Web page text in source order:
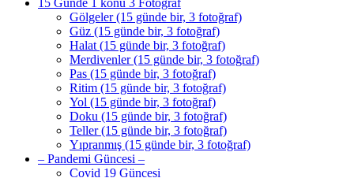
15 Günde 1 konu 3 Fotoğraf
Gölgeler (15 günde bir, 3 fotoğraf)
Güz (15 günde bir, 3 fotoğraf)
Halat (15 günde bir, 3 fotoğraf)
Merdivenler (15 günde bir, 3 fotoğraf)
Pas (15 günde bir, 3 fotoğraf)
Ritim (15 günde bir, 3 fotoğraf)
Yol (15 günde bir, 3 fotoğraf)
Doku (15 günde bir, 3 fotoğraf)
Teller (15 günde bir, 3 fotoğraf)
Yıpranmış (15 günde bir, 3 fotoğraf)
– Pandemi Güncesi –
Covid 19 Güncesi